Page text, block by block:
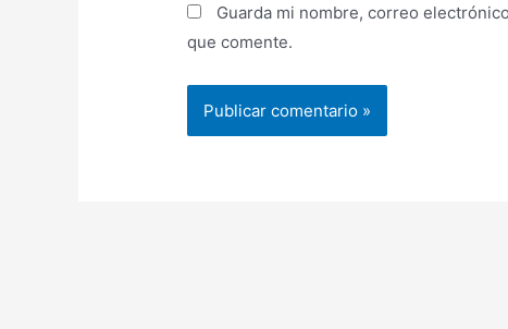
Guarda mi nombre, correo
que comente.